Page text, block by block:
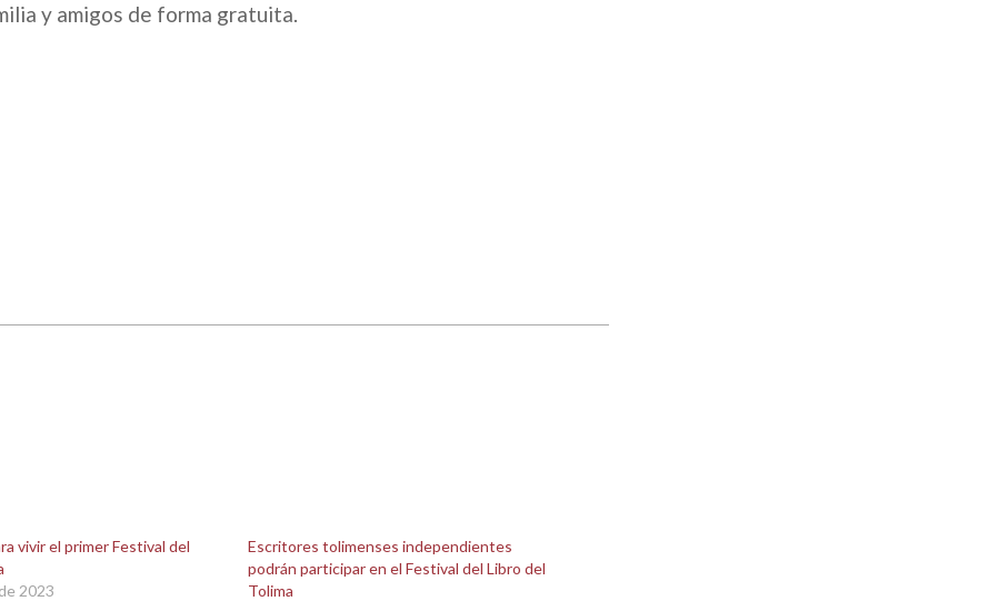
y amigos de forma gratuita.
vivir el primer Festival del
2023
Escritores tolimenses independientes
podrán participar en el Festival del Libro del
Tolima